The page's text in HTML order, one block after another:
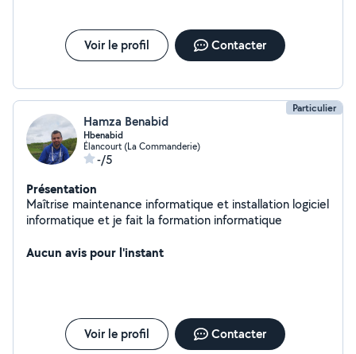
satisfaction est ma priorité.
Voir le profil Contacter
Particulier
Hamza Benabid
Hbenabid
Élancourt (La Commanderie)
-/5
Présentation
Maîtrise maintenance informatique et installation logiciel
informatique et je fait la formation informatique
Aucun avis pour l'instant
Voir le profil Contacter